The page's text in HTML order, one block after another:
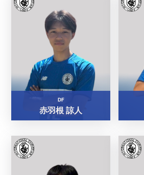
DF
赤羽根 諒人